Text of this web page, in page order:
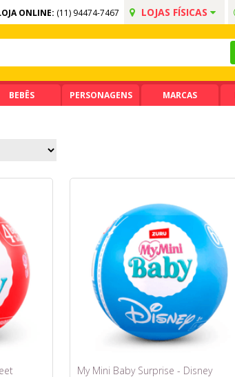
ONLINE: (11) 94474-7467 LOJAS FÍSICAS
BEBÊS PERSONAGENS MARCAS
My Mini Baby Surprise - Disney